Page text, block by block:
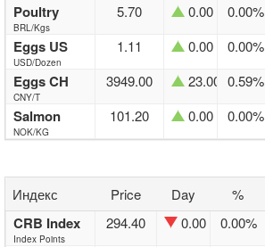
Poultry
BRL/Kgs
5.70 0.00 0.00%
Eggs US
USD/Dozen
1.11 0.00 0.00%
Eggs CH
CNY/T
3949.00 23.00 0.59%
Salmon
NOK/KG
101.20 0.00 0.00%
Индекс Price Day %
CRB Index
Index Points
294.40 0.00 0.00%